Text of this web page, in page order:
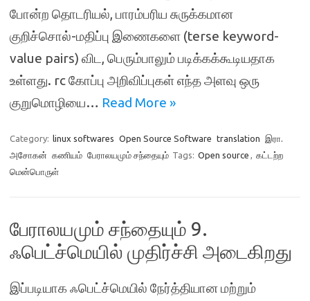
போன்ற தொடரியல், பாரம்பரிய சுருக்கமான
குறிச்சொல்-மதிப்பு இணைகளை (terse keyword-
value pairs) விட, பெரும்பாலும் படிக்கக்கூடியதாக
உள்ளது. rc கோப்பு அறிவிப்புகள் எந்த அளவு ஒரு
குறுமொழியை… Read More »
Category: linux softwares Open Source Software translation இரா.
அசோகன் கணியம் பேராலயமும் சந்தையும் Tags: Open source , கட்டற்ற
மென்பொருள்
பேராலயமும் சந்தையும் 9.
ஃபெட்ச்மெயில் முதிர்ச்சி அடைகிறது
இப்படியாக ஃபெட்ச்மெயில் நேர்த்தியான மற்றும்